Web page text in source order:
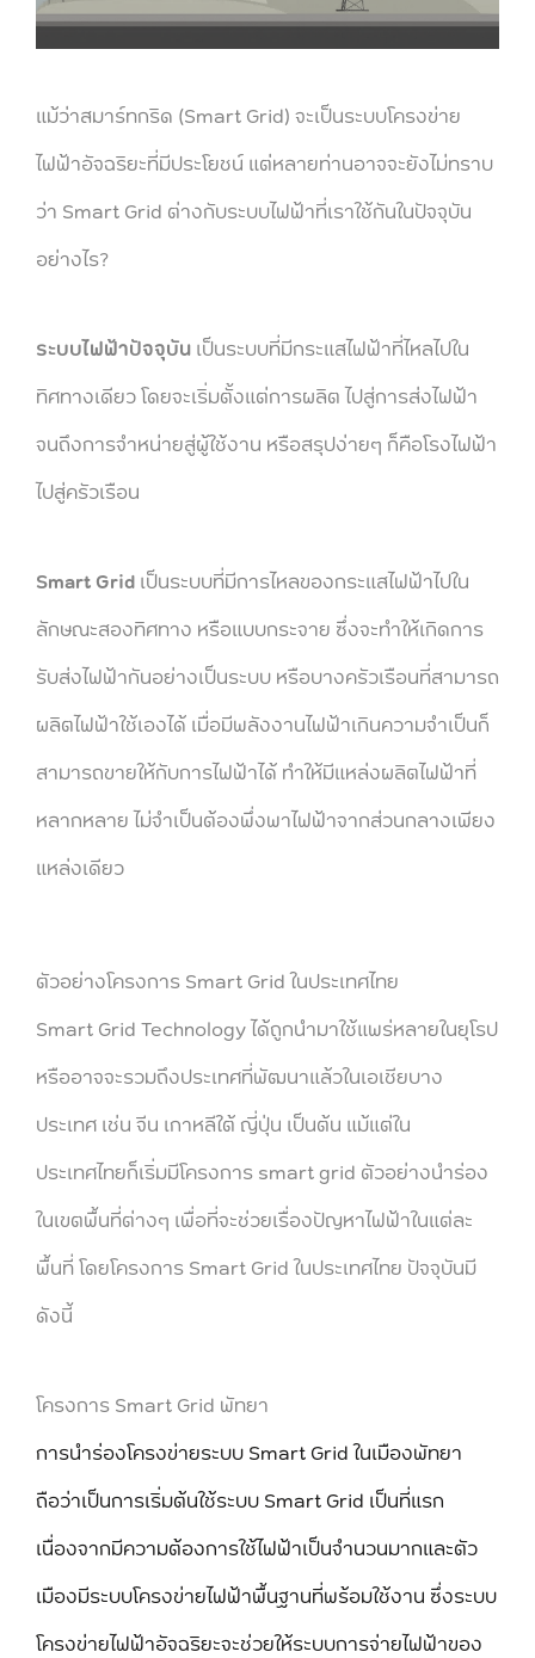
แม้ว่าสมาร์ทกริด (Smart Grid) จะเป็นระบบโครงข่าย
ไฟฟ้าอัจฉริยะที่มีประโยชน์ แต่หลายท่านอาจจะยังไม่ทราบ
ว่า Smart Grid ต่างกับระบบไฟฟ้าที่เราใช้กันในปัจจุบัน
อย่างไร?
ระบบไฟฟ้าปัจจุบัน เป็นระบบที่มีกระแสไฟฟ้าที่ไหลไปใน
ทิศทางเดียว โดยจะเริ่มตั้งแต่การผลิต ไปสู่การส่งไฟฟ้า
จนถึงการจำหน่ายสู่ผู้ใช้งาน หรือสรุปง่ายๆ ก็คือโรงไฟฟ้า
ไปสู่ครัวเรือน
Smart Grid เป็นระบบที่มีการไหลของกระแสไฟฟ้าไปใน
ลักษณะสองทิศทาง หรือแบบกระจาย ซึ่งจะทำให้เกิดการ
รับส่งไฟฟ้ากันอย่างเป็นระบบ หรือบางครัวเรือนที่สามารถ
ผลิตไฟฟ้าใช้เองได้ เมื่อมีพลังงานไฟฟ้าเกินความจำเป็นก็
สามารถขายให้กับการไฟฟ้าได้ ทำให้มีแหล่งผลิตไฟฟ้าที่
หลากหลาย ไม่จำเป็นต้องพึ่งพาไฟฟ้าจากส่วนกลางเพียง
แหล่งเดียว
ตัวอย่างโครงการ Smart Grid ในประเทศไทย
Smart Grid Technology ได้ถูกนำมาใช้แพร่หลายในยุโรป
หรืออาจจะรวมถึงประเทศที่พัฒนาแล้วในเอเชียบาง
ประเทศ เช่น จีน เกาหลีใต้ ญี่ปุ่น เป็นต้น แม้แต่ใน
ประเทศไทยก็เริ่มมีโครงการ smart grid ตัวอย่างนำร่อง
ในเขตพื้นที่ต่างๆ เพื่อที่จะช่วยเรื่องปัญหาไฟฟ้าในแต่ละ
พื้นที่ โดยโครงการ Smart Grid ในประเทศไทย ปัจจุบันมี
ดังนี้
โครงการ Smart Grid พัทยา
การนำร่องโครงข่ายระบบ Smart Grid ในเมืองพัทยา
ถือว่าเป็นการเริ่มต้นใช้ระบบ Smart Grid เป็นที่แรก
เนื่องจากมีความต้องการใช้ไฟฟ้าเป็นจำนวนมากและตัว
เมืองมีระบบโครงข่ายไฟฟ้าพื้นฐานที่พร้อมใช้งาน ซึ่งระบบ
โครงข่ายไฟฟ้าอัจฉริยะจะช่วยให้ระบบการจ่ายไฟฟ้าของ